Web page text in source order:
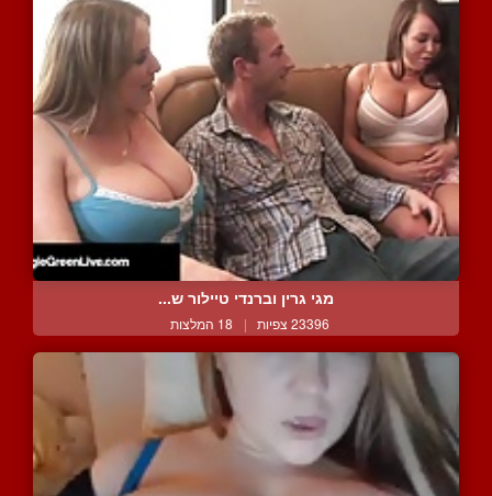
מגי גרין וברנדי טיילור ש...
23396 צפיות | 18 המלצות